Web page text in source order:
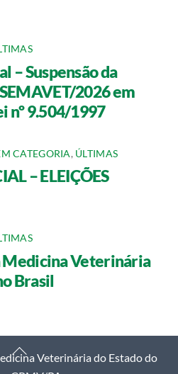
– Suspensão da
2026 em
nº 9.504/1997
CATEGORIA, ÚLTIMAS
– ELEIÇÕES
Medicina Veterinária
Brasil
Back
Veterinária do Estado do